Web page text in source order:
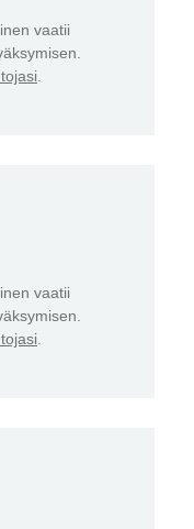
vaatii
.
vaatii
.